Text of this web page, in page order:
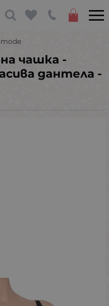
чашка -
дантела -